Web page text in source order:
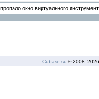
пропало окно виртуального
Cubase.su © 2008–